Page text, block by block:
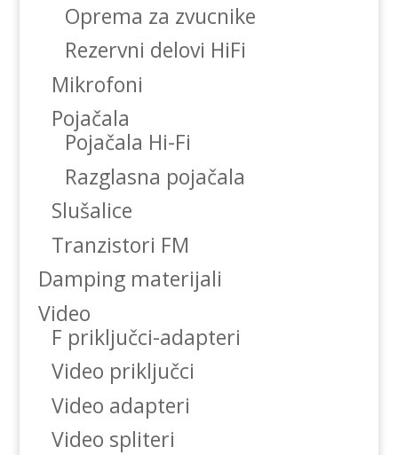
Oprema za zvucnike
Rezervni delovi HiFi
Mikrofoni
Pojačala
Pojačala Hi-Fi
Razglasna pojačala
Slušalice
Tranzistori FM
Damping materijali
Video
F priključci-adapteri
Video priključci
Video adapteri
Video spliteri